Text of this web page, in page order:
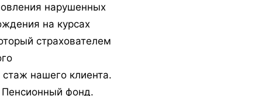
нарушенных
на курсах
страхователем
нашего клиента.
фонд.